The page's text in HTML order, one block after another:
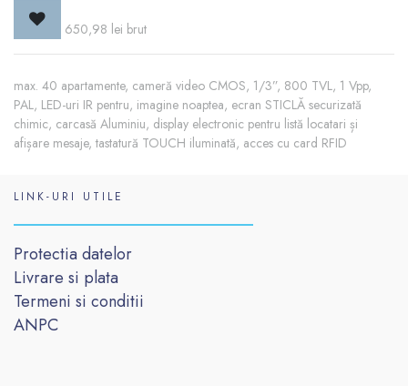
650,98 lei brut
max. 40 apartamente, cameră video CMOS, 1/3”, 800 TVL, 1 Vpp,
PAL, LED-uri IR pentru, imagine noaptea, ecran STICLĂ securizată
chimic, carcasă Aluminiu, display electronic pentru listă locatari și
afișare mesaje, tastatură TOUCH iluminată, acces cu card RFID
LINK-URI UTILE
Protectia datelor
Livrare si plata
Termeni si conditii
ANPC